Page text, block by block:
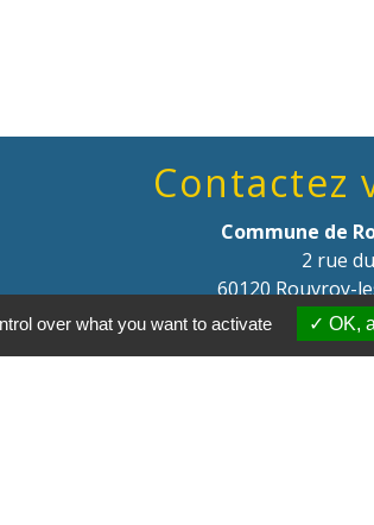
Contactez
Commune de
2 rue
60120 Rouvroy-
+33 3
Contact
over what you want to activate OK,